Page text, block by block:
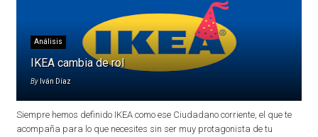
Análisis
IKEA cambia de rol
By Iván Díaz
Siempre hemos definido IKEA como ese Ciudadano corriente, el que te
acompaña para lo que necesites sin ser muy protagonista de tu